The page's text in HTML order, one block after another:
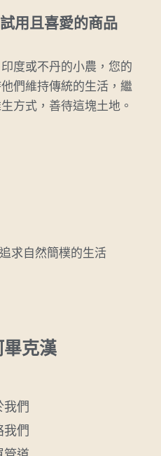
用且喜愛的商品
度或不丹的小農，您的
們維持傳統的生活，繼
方式，善待這塊土地。
追求自然簡樸的生活
畢克漢
我們
我們